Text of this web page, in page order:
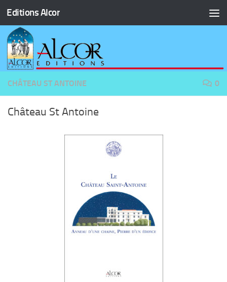
Skip to content
Editions Alcor
CHÂTEAU ST ANTOINE 0
Château St Antoine